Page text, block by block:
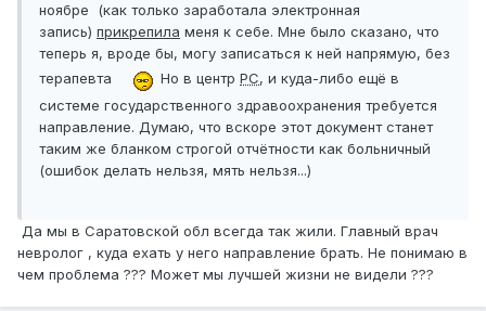
ноябре (как только заработала электронная
запись) прикрепила меня к себе. Мне было сказано, что
теперь я, вроде бы, могу записаться к ней напрямую, без
терапевта
Но в центр РС, и куда-либо ещё в
системе государственного здравоохранения требуется
направление. Думаю, что вскоре этот документ станет
таким же бланком строгой отчётности как больничный
(ошибок делать нельзя, мять нельзя...)
Да мы в Саратовской обл всегда так жили. Главный врач
невролог , куда ехать у него направление брать. Не понимаю в
чем проблема ??? Может мы лучшей жизни не видели ???